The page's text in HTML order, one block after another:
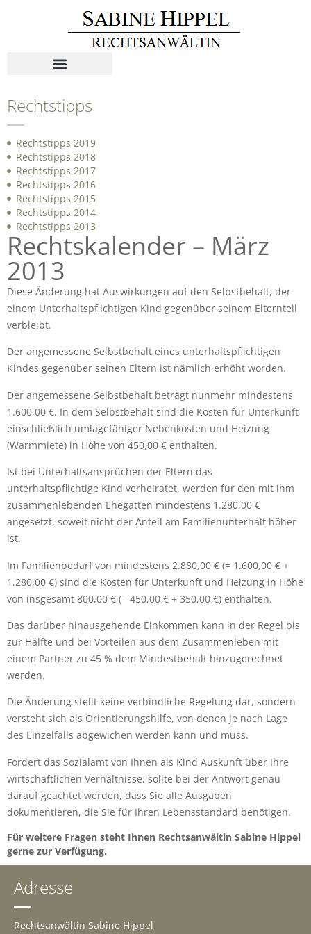
Rechtstipps
Rechtstipps 2019
Rechtstipps 2018
Rechtstipps 2017
Rechtstipps 2016
Rechtstipps 2015
Rechtstipps 2014
Rechtstipps 2013
Rechtskalender – März
2013
Diese Änderung hat Auswirkungen auf den Selbstbehalt, der
einem Unterhaltspflichtigen Kind gegenüber seinem Elternteil
verbleibt.
Der angemessene Selbstbehalt eines unterhaltspflichtigen
Kindes gegenüber seinen Eltern ist nämlich erhöht worden.
Der angemessene Selbstbehalt beträgt nunmehr mindestens
1.600,00 €. In dem Selbstbehalt sind die Kosten für Unterkunft
einschließlich umlagefähiger Nebenkosten und Heizung
(Warmmiete) in Höhe von 450,00 € enthalten.
Ist bei Unterhaltsansprüchen der Eltern das
unterhaltspflichtige Kind verheiratet, werden für den mit ihm
zusammenlebenden Ehegatten mindestens 1.280,00 €
angesetzt, soweit nicht der Anteil am Familienunterhalt höher
ist.
Im Familienbedarf von mindestens 2.880,00 € (= 1.600,00 € +
1.280,00 €) sind die Kosten für Unterkunft und Heizung in Höhe
von insgesamt 800,00 € (= 450,00 € + 350,00 €) enthalten.
Das darüber hinausgehende Einkommen kann in der Regel bis
zur Hälfte und bei Vorteilen aus dem Zusammenleben mit
einem Partner zu 45 % dem Mindestbehalt hinzugerechnet
werden.
Die Änderung stellt keine verbindliche Regelung dar, sondern
versteht sich als Orientierungshilfe, von denen je nach Lage
des Einzelfalls abgewichen werden kann und muss.
Fordert das Sozialamt von Ihnen als Kind Auskunft über Ihre
wirtschaftlichen Verhältnisse, sollte bei der Antwort genau
darauf geachtet werden, dass Sie alle Ausgaben
dokumentieren, die Sie für Ihren Lebensstandard benötigen.
Für weitere Fragen steht Ihnen Rechtsanwältin Sabine Hippel
gerne zur Verfügung.
Adresse
Rechtsanwältin Sabine Hippel